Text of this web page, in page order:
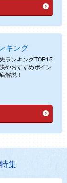
キング
ランキングTOP15
やおすすめポイン
解説！
集